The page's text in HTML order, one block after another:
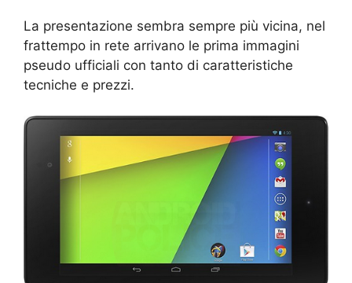
La presentazione sembra sempre più vicina, nel
frattempo in rete arrivano le prima immagini
pseudo ufficiali con tanto di caratteristiche
tecniche e prezzi.